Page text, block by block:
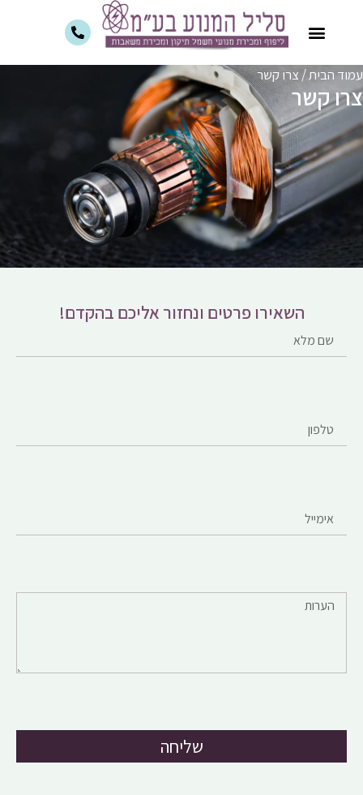
הבית/ צרו קשר
קשר
השאירו פרטים ונחזור אליכם בהקדם!
שליחה